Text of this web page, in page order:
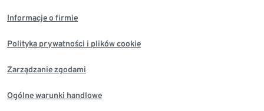
Informacje o firmie
Polityka prywatności i plików cookie
Zarządzanie zgodami
Ogólne warunki handlowe